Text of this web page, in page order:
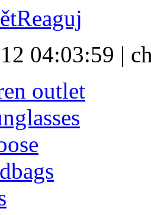
Reaguj
04:03:59 |
outlet